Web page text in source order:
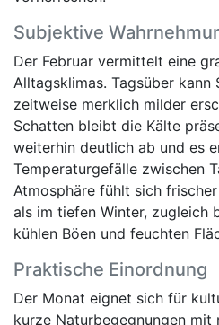
Subjektive
Der Februar vermittelt eine
Alltagsklimas. Tagsüber kann
zeitweise merklich milder
Schatten bleibt die Kälte
weiterhin deutlich ab und es
Temperaturgefälle zwischen
Atmosphäre fühlt sich
als im tiefen Winter, zugleich
kühlen Böen und feuchten
Praktische Einordnung
Der Monat eignet sich für
kurze Naturbegegnungen mit